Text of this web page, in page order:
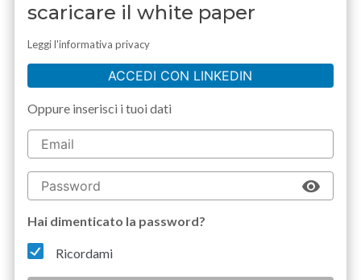
scaricare il white paper
Leggi l'informativa privacy
ACCEDI CON LINKEDIN
Oppure inserisci i tuoi dati
Hai dimenticato la password?
Ricordami